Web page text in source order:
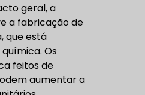
geral, a
a fabricação de
que está
Os
feitos de
aumentar a